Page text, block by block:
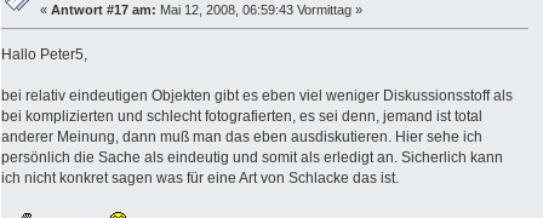
«Antwort #17 am: Mai 12, 2008, 06:59:43 Vormittag »
Hallo Peter5,
bei relativ eindeutigen Objekten gibt es eben viel weniger Diskussionsstoff als
bei komplizierten und schlecht fotografierten, es sei denn, jemand ist total
anderer Meinung, dann muß man das eben ausdiskutieren. Hier sehe ich
persönlich die Sache als eindeutig und somit als erledigt an. Sicherlich kann
ich nicht konkret sagen was für eine Art von Schlacke das ist.